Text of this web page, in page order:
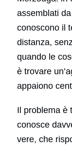
assemblati
conoscono il
distanza,
quando le
è trovare
appaiono
Il problema è
conosce
vere, che